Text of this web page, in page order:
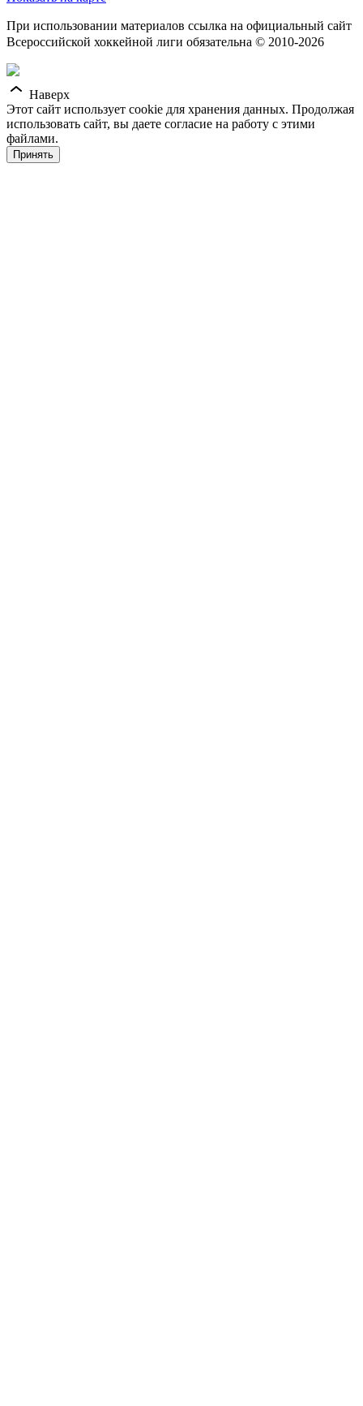
При использовании материалов ссылка на официальный сайт
Всероссийской хоккейной лиги обязательна © 2010-2026
Наверх
Этот сайт использует cookie для хранения данных. Продолжая
использовать сайт, вы даете согласие на работу с этими
файлами.
Принять